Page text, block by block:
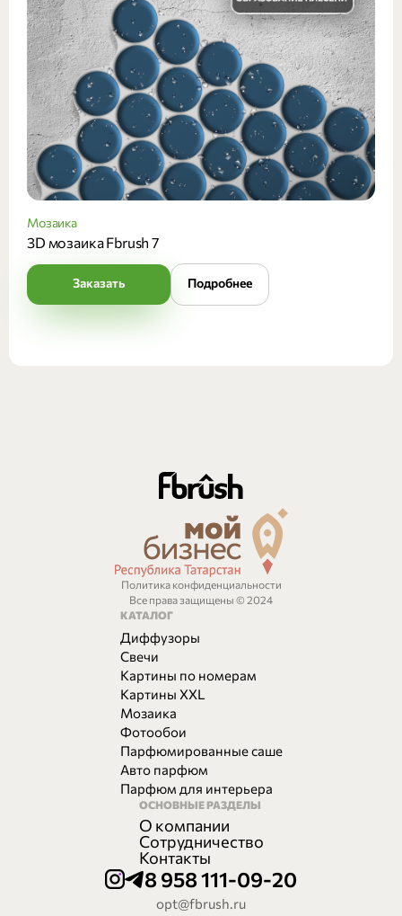
Мозаика
3D мозаика Fbrush 7
Заказать Подробнее
Политика конфиденциальности
Все права защищены © 2024
КАТАЛОГ
Диффузоры
Свечи
Картины по номерам
Картины XXL
Мозаика
Фотообои
Парфюмированные саше
Авто парфюм
Парфюм для интерьера
ОСНОВНЫЕ РАЗДЕЛЫ
О компании
Сотрудничество
Контакты
8 958 111-09-20
opt@fbrush.ru